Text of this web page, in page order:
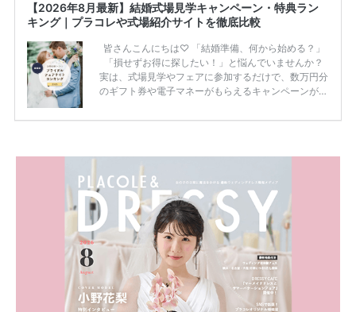
【2026年8月最新】結婚式場見学キャンペーン・特典ラン
キング｜プラコレや式場紹介サイトを徹底比較
皆さんこんにちは♡ 「結婚準備、何から始める？」
「損せずお得に探したい！」と悩んでいませんか？
実は、式場見学やフェアに参加するだけで、数万円分
のギフト券や電子マネーがもらえるキャンペーンがあ
ため、比較せずに選ぶと損をしてしまうことも……。
内容：特典金額・条件・応募方法・注意点 「どこが
一番お得？」「プラコレの特典は？」といった疑問も
解決します。 まずは診断で候補を絞れる「ウェディ
ング診断」か、体験型 […]
続きを読む